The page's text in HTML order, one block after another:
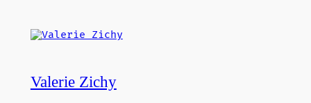
Valerie Zichy